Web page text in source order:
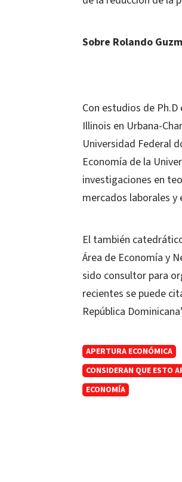
Sobre Rolando
Con estudios de
Illinois en Urbana-
Universidad Federal
Economía de la
investigaciones en
mercados laborales
El también
Área de Economía y
sido consultor para
recientes se puede
República
APERTURA ECONÓMICA
CONSIDERAN QUE ESTO
ECONOMÍA